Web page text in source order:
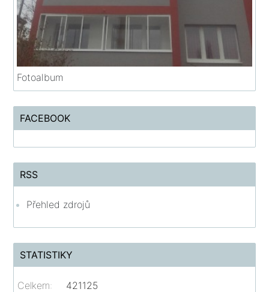
Fotoalbum
FACEBOOK
RSS
Přehled zdrojů
STATISTIKY
Celkem:
421125